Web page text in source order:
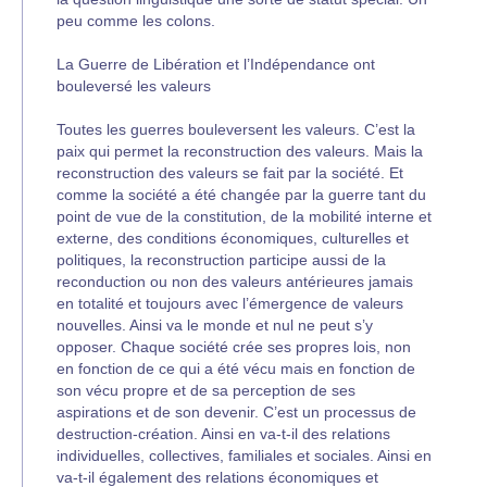
peu comme les colons.
La Guerre de Libération et l’Indépendance ont
bouleversé les valeurs
Toutes les guerres bouleversent les valeurs. C’est la
paix qui permet la reconstruction des valeurs. Mais la
reconstruction des valeurs se fait par la société. Et
comme la société a été changée par la guerre tant du
point de vue de la constitution, de la mobilité interne et
externe, des conditions économiques, culturelles et
politiques, la reconstruction participe aussi de la
reconduction ou non des valeurs antérieures jamais
en totalité et toujours avec l’émergence de valeurs
nouvelles. Ainsi va le monde et nul ne peut s’y
opposer. Chaque société crée ses propres lois, non
en fonction de ce qui a été vécu mais en fonction de
son vécu propre et de sa perception de ses
aspirations et de son devenir. C’est un processus de
destruction-création. Ainsi en va-t-il des relations
individuelles, collectives, familiales et sociales. Ainsi en
va-t-il également des relations économiques et